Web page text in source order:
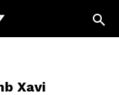
Xavi